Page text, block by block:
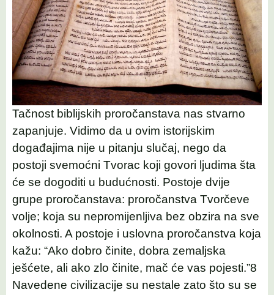
Tačnost biblijskih proročanstava nas stvarno
zapanjuje. Vidimo da u ovim istorijskim
događajima nije u pitanju slučaj, nego da
postoji svemoćni Tvorac koji govori ljudima šta
će se dogoditi u budućnosti. Postoje dvije
grupe proročanstava: proročanstva Tvorčeve
volje; koja su nepromijenljiva bez obzira na sve
okolnosti. A postoje i uslovna proročanstva koja
kažu: “Ako dobro činite, dobra zemaljska
ješćete, ali ako zlo činite, mač će vas pojesti.”8
Navedene civilizacije su nestale zato što su se